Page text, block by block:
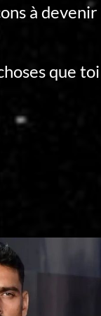
à devenir
que